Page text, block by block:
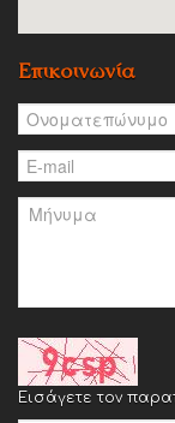
Επικοινωνία
Εισάγετε τον